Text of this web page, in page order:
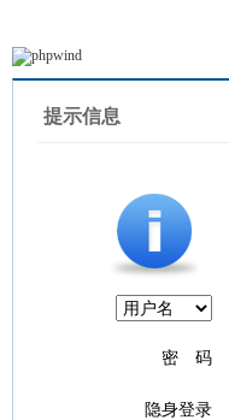
提示信息
密 码
隐身登录